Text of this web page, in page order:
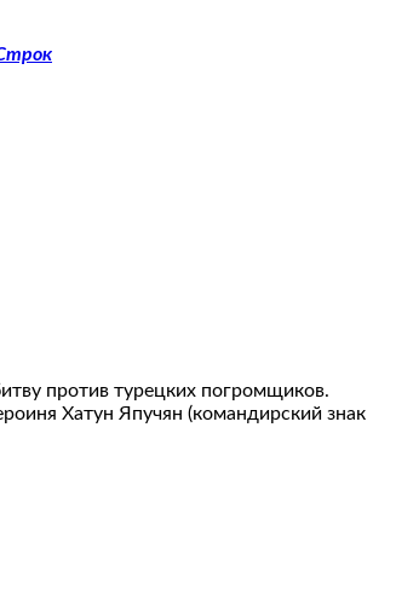
против турецких погромщиков.
Хатун Япучян (командирский знак